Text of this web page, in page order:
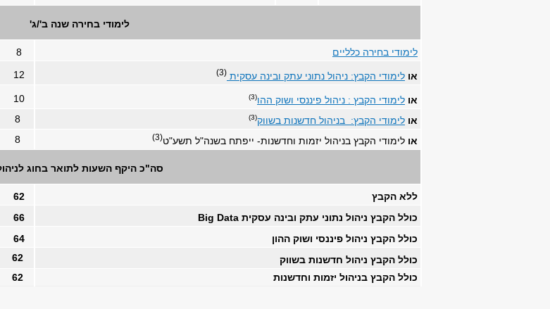
לימודי בחירה שנה ב'/ג'
לימודי בחירה כלליים 8
או לימודי הקבץ: ניהול נתוני עתק ובינה עסקית (3)
12
או לימודי הקבץ : ניהול פיננסי ושוק ההו(3)
10
או לימודי הקבץ: בניהול חדשנות בשווק(3)
8
או לימודי הקבץ בניהול יזמות וחדשנות- ייפתח בשנה"ל תשע"ט(3)
8
סה"כ היקף השעות לתואר בחוג
ללא הקבץ
62
כולל הקבץ ניהול נתוני עתק ובינה עסקית Big Data
66
כולל הקבץ ניהול פיננסי ושוק ההון
64
כולל הקבץ ניהול חדשנות בשווק
62
כולל הקבץ בניהול יזמות וחדשנות
62